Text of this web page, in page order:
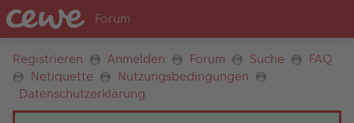
Registrieren Anmelden Forum Suche
FAQ
Netiquette
Nutzungsbedingungen
Datenschutzerklärung